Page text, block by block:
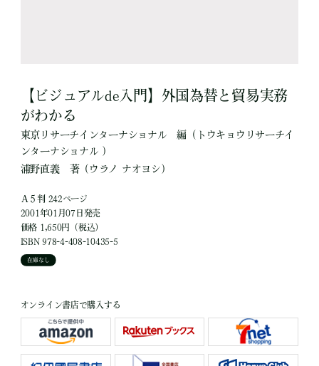
【ビジュアルde入門】外国為替と貿易実務
がわかる
東京リサーチインターナショナル 編 （トウキョウリサーチイ
ンターナショナル ）
浦野直義
著（ウラノ ナオヨシ）
Ａ５判 242ページ
2001年01月07日発売
価格 1,650円（税込）
ISBN 978-4-408-10435-5
在庫なし
オンライン書店で購入する